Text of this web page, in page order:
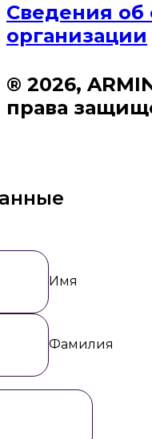
Сведения об
организации
® 2026,
права
Имя
Фамилия